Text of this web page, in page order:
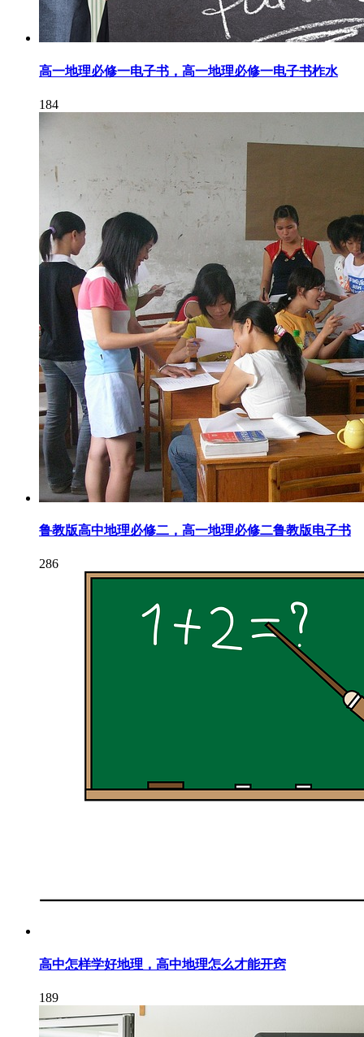
高一地理必修一电子书，高一地理必修一电子书柞水
184
鲁教版高中地理必修二，高一地理必修二鲁教版电子书
286
高中怎样学好地理，高中地理怎么才能开窍
189